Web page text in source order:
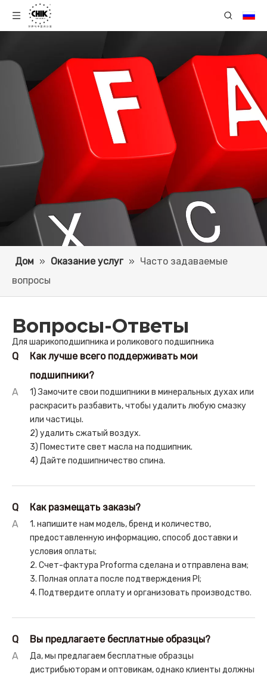
Дом » Оказание услуг » Часто задаваемые
вопросы
Вопросы-Ответы
Для шарикоподшипника и роликового подшипника
Q
Как лучше всего поддерживать мои
подшипники?
A
1) Замочите свои подшипники в минеральных духах или
раскрасить разбавить, чтобы удалить любую смазку
или частицы.
2) удалить сжатый воздух.
3) Поместите свет масла на подшипник.
4) Дайте подшипничество спина.
Q
Как размещать заказы?
A
1. напишите нам модель, бренд и количество,
предоставленную информацию, способ доставки и
условия оплаты;
2. Счет-фактура Proforma сделана и отправлена ​​вам;
3. Полная оплата после подтверждения PI;
4. Подтвердите оплату и организовать производство.
Q
Вы предлагаете бесплатные образцы?
A
Да, мы предлагаем бесплатные образцы
дистрибьюторам и оптовикам, однако клиенты должны